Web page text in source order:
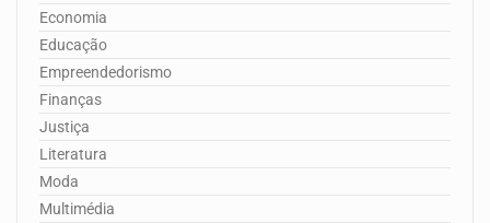
Economia
Educação
Empreendedorismo
Finanças
Justiça
Literatura
Moda
Multimédia